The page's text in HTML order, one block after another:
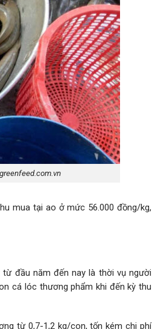
mua tại ao ở mức 56.000 đồng/kg,
đầu năm đến nay là thời vụ người
cá lóc thương phẩm khi đến kỳ thu
từ 0,7-1,2 kg/con, tốn kém chi phí